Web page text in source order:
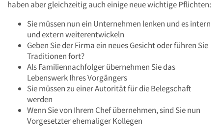
haben aber gleichzeitig auch einige neue wichtige Pflichten:
Sie müssen nun ein Unternehmen lenken und es intern
und extern weiterentwickeln
Geben Sie der Firma ein neues Gesicht oder führen Sie
Traditionen fort?
Als Familiennachfolger übernehmen Sie das
Lebenswerk Ihres Vorgängers
Sie müssen zu einer Autorität für die Belegschaft
werden
Wenn Sie von Ihrem Chef übernehmen, sind Sie nun
Vorgesetzter ehemaliger Kollegen